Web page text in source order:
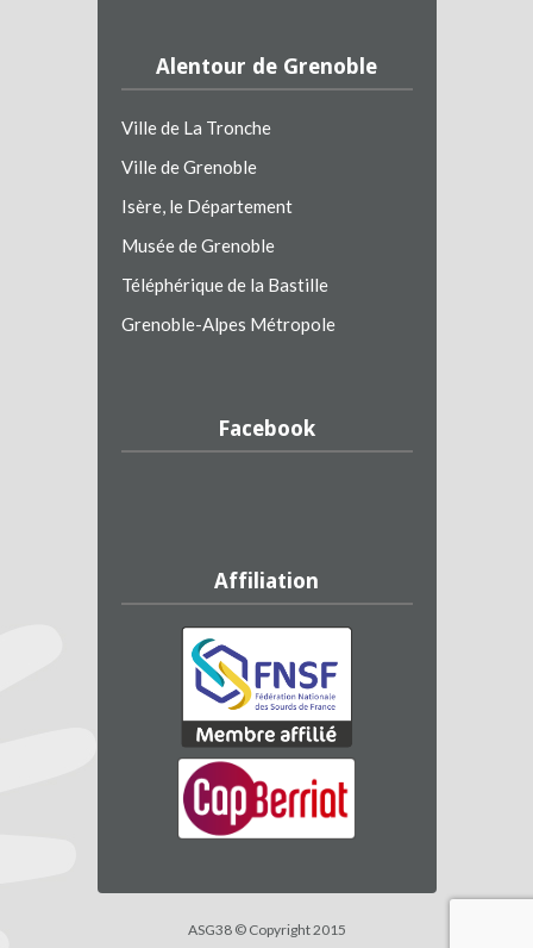
Alentour de Grenoble
Ville de La Tronche
Ville de Grenoble
Isère, le Département
Musée de Grenoble
Téléphérique de la Bastille
Grenoble-Alpes Métropole
Facebook
Affiliation
ASG38 © Copyright 2015